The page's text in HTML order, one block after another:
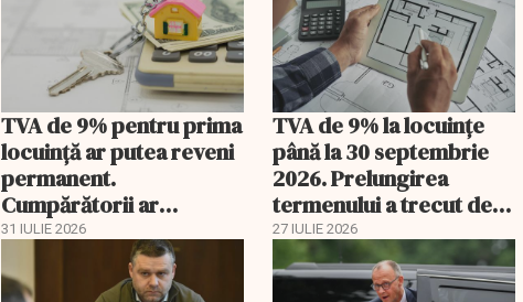
TVA de 9% pentru prima
locuință ar putea reveni
permanent.
Cumpărătorii ar
economisi zeci de mii de
31 IULIE 2026
TVA de 9% la locuințe
până la 30 septembrie
2026. Prelungirea
termenului a trecut de
comisia din Parlament
27 IULIE 2026